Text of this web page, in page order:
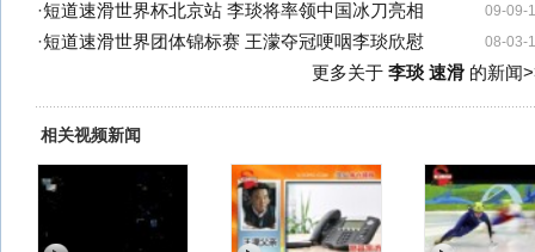
09-09-
·短道速滑世界杯北京站 李琰将率领中国冰刀亮相
08-03-
·短道速滑世界团体锦标赛 王濛夺冠哽咽李琰欣慰
更多关于 李琰 速滑的新闻
相关视频新闻